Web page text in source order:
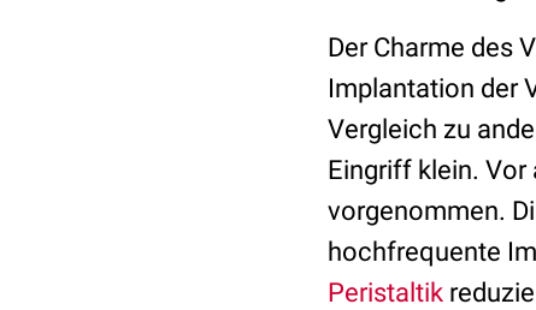
Der Charme des
Implantation der
Vergleich zu
Eingriff klein. Vor
vorgenommen.
hochfrequente
Peristaltik